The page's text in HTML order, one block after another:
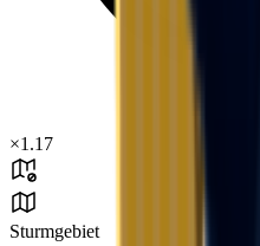
×1.17
Sturmgebiet